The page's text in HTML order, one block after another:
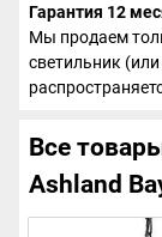
Гарантия 12
Мы продаем
светильник
Все
Ashland